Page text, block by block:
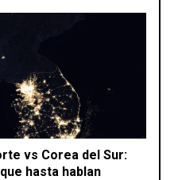
vs Corea del Sur:
hasta hablan